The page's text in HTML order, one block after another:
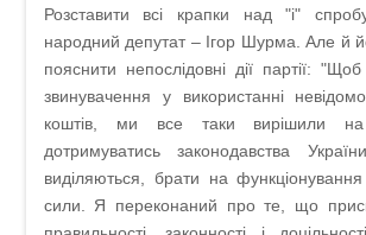
Розставити всі крапки над "і"
народний депутат – Ігор Шурма. Але й
пояснити непослідовні дії партії:
звинувачення у використанні
коштів, ми все таки вирішили
дотримуватись законодавства
виділяються, брати на функціонування
сили. Я переконаний про те, що